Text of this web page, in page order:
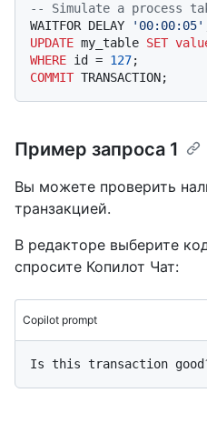
-- Simulate a process
WAITFOR DELAY
'00:00:05'
UPDATE my_table SET
WHERE id = 127
COMMIT
Пример запроса 1
Вы можете проверить
транзакцией.
В редакторе выберите
спросите Копилот Чат:
Copilot prompt